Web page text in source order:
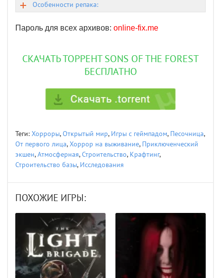
Особенности репака:
Пароль для всех архивов: online-fix.me
СКАЧАТЬ ТОРРЕНТ SONS OF THE FOREST
БЕСПЛАТНО
Теги: Хорроры,Открытый мир, Игры с геймпадом, Песочница,
От первого лица,Хоррор на выживание, Приключенческий
экшен,Атмосферная,Строительство, Крафтинг,
Строительство базы, Исследования
ПОХОЖИЕ ИГРЫ: